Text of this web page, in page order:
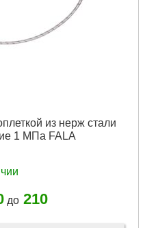
из нерж стали
1 МПа FALA
до 210